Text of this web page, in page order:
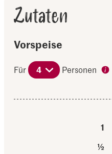
Zutaten
Vorspeise
Für 4 Personen
1
½